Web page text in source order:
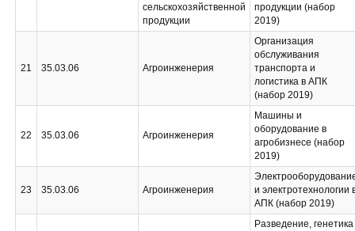
сельскохозяйственной
продукции
продукции (набор
2019)
21 35.03.06 Агроинженерия
Организация
обслуживания
транспорта и
логистика в АПК
(набор 2019)
22 35.03.06 Агроинженерия
Машины и
оборудование в
агробизнесе (набор
2019)
23 35.03.06 Агроинженерия
и электротехнологии
АПК (набор 2019)
Разведение, генетика